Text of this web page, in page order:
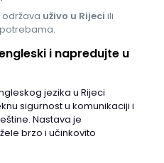
uživo u Rijeci ili
i napredujte u
jezika u Rijeci
sigurnost u komunikaciji i
Nastava je
brzo i učinkovito